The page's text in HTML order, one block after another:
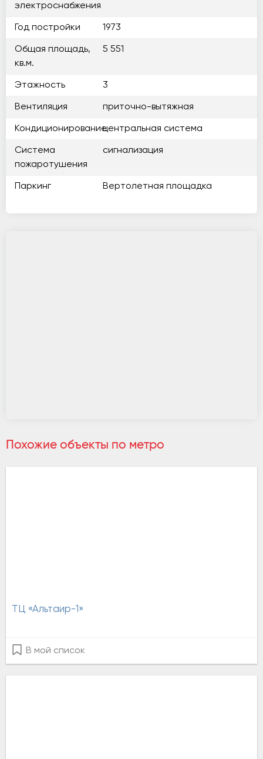
электроснабжения
Год постройки 1973
Общая площадь,
кв.м.
5 551
Этажность 3
Вентиляция приточно-вытяжная
Кондиционированиецентральная система
Система
пожаротушения
сигнализация
Паркинг Вертолетная площадка
Похожие объекты по метро
ТЦ «Альтаир-1»
В мой список